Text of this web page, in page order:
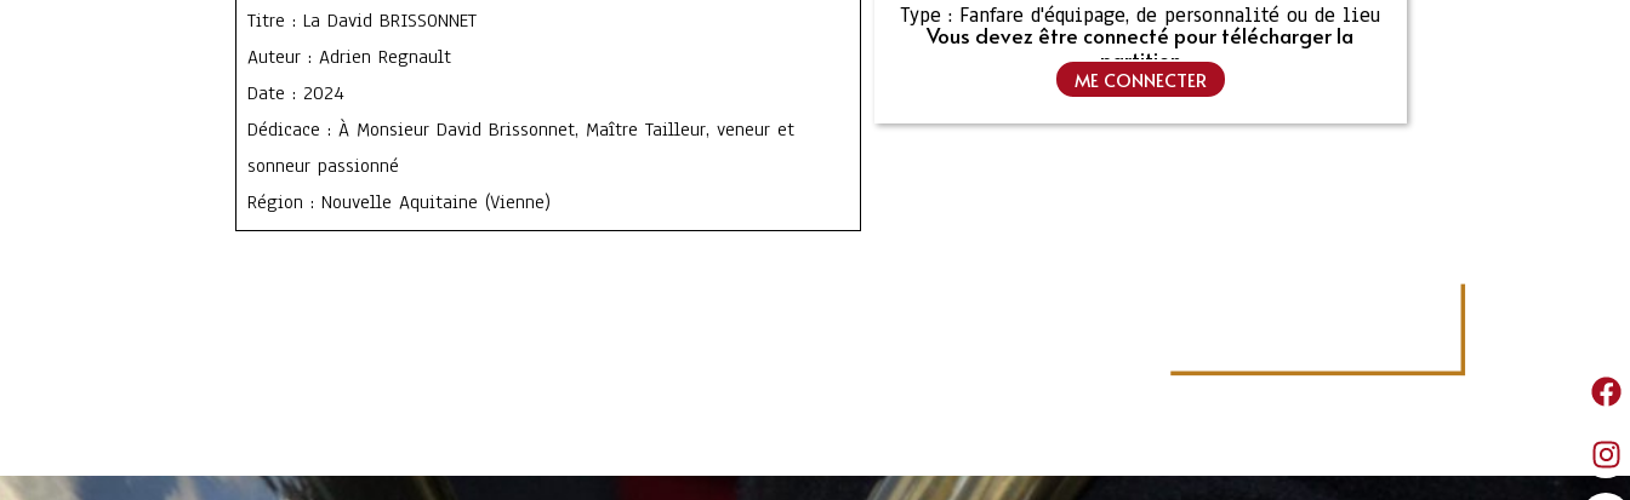
Titre : La David BRISSONNET
Auteur : Adrien Regnault
Date : 2024
Dédicace : À Monsieur David Brissonnet, Maître Tailleur, veneur et
sonneur passionné
Région : Nouvelle Aquitaine (Vienne)
Type : Fanfare d'équipage, de personnalité ou de lieu
Vous devez être connecté pour télécharger la
partition
ME CONNECTER